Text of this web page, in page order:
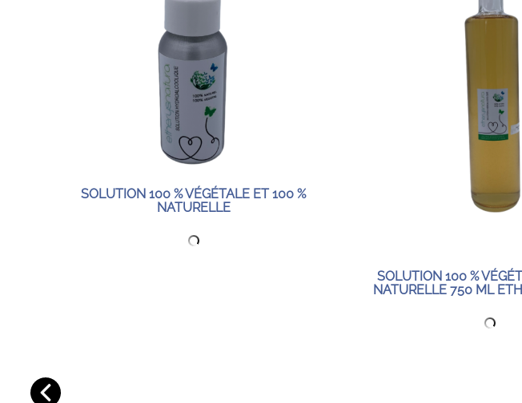
SOLUTION 100 % VÉGÉTALE ET 100 %
NATURELLE
SOLUTION 100 %
NATURELLE 750 ML